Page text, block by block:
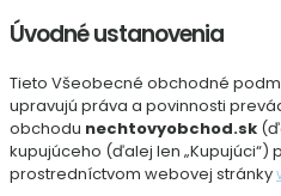
Úvodné ustanovenia
Tieto Všeobecné obchodné
upravujú práva a povinnosti
obchodu nechtovyobchod.sk
kupujúceho (ďalej len „Kupujúci“)
prostredníctvom webovej stránky